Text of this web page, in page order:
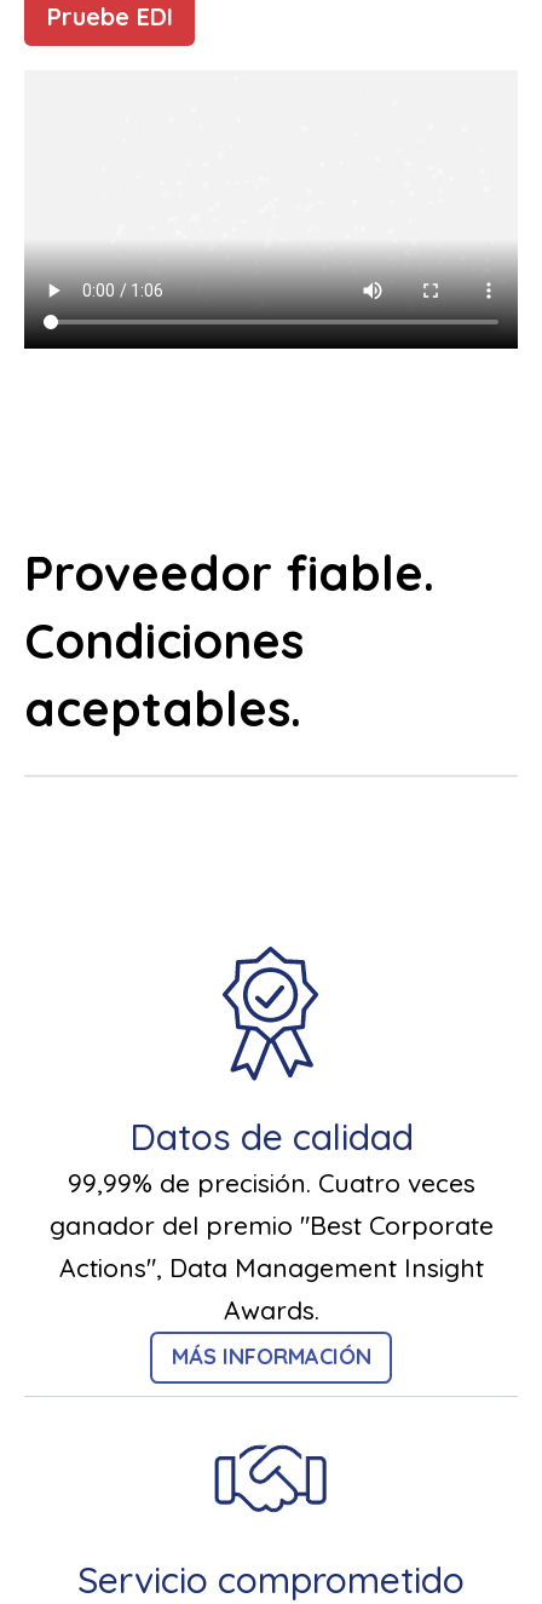
Pruebe EDI
Proveedor fiable.
Condiciones
aceptables.
Datos de calidad
99,99% de precisión. Cuatro veces
ganador del premio "Best Corporate
Actions", Data Management Insight
Awards.
MÁS INFORMACIÓN
Servicio comprometido